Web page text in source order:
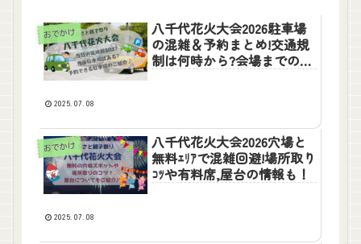
おでかけ
八千代花火大会2026駐車場
の混雑＆予約まとめ!交通規
制は何時から?会場までのｱｸ
2025.07.08
おでかけ
八千代花火大会2026穴場と
無料ｴﾘｱで混雑回避!場所取り
ｺﾂや有料席,屋台の情報も！
2025.07.08